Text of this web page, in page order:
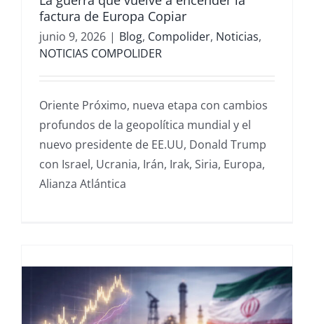
factura de Europa Copiar
junio 9, 2026 | Blog, Compolider, Noticias,
NOTICIAS COMPOLIDER
Oriente Próximo, nueva etapa con cambios
profundos de la geopolítica mundial y el
nuevo presidente de EE.UU, Donald Trump
con Israel, Ucrania, Irán, Irak, Siria, Europa,
Alianza Atlántica